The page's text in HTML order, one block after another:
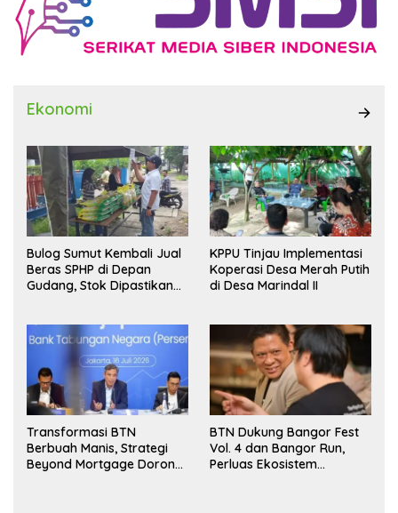
Ekonomi
Bulog Sumut Kembali Jual
Beras SPHP di Depan
Gudang, Stok Dipastikan
KPPU Tinjau Implementasi
Koperasi Desa Merah Putih
di Desa Marindal II
Transformasi BTN
Berbuah Manis, Strategi
Beyond Mortgage Dorong
BTN Dukung Bangor Fest
Vol. 4 dan Bangor Run,
Perluas Ekosistem